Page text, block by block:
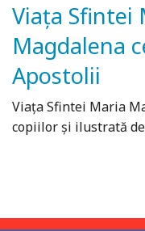
Viața Sfintei
Magdalena
Apostolii
Viața Sfintei Maria
copiilor și ilustrată